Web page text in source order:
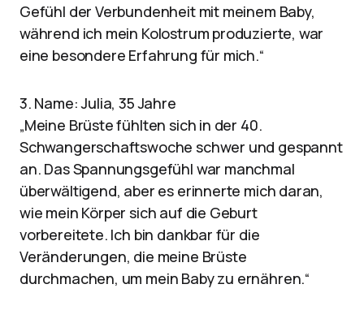
Gefühl der Verbundenheit mit meinem Baby,
während ich mein Kolostrum produzierte, war
eine besondere Erfahrung für mich.“
3. Name: Julia, 35 Jahre
„Meine Brüste fühlten sich in der 40.
Schwangerschaftswoche schwer und gespannt
an. Das Spannungsgefühl war manchmal
überwältigend, aber es erinnerte mich daran,
wie mein Körper sich auf die Geburt
vorbereitete. Ich bin dankbar für die
Veränderungen, die meine Brüste
durchmachen, um mein Baby zu ernähren.“